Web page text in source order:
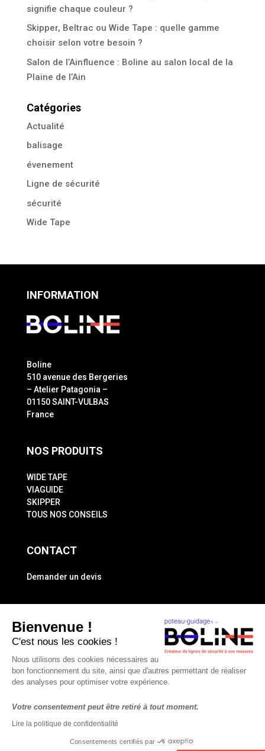
signifie chaque couleur ?
Skipper, Beltrac ou Wide Tape : quelle gamme
choisir selon votre besoin ?
Salon de l’Ainfluence : Boline au salon local de la
Plaine de l’Ain
Catégories
Actualité
balisage
évenement
Ligne de sécurité
sécurité
Wide Tape
INFORMATION
Boline
510 avenue des Bergeries
– Atelier Patagonia –
01150 SAINT-VULBAS
France
NOS PRODUITS
WIDE TAPE
VIAGUIDE
SKIPPER
TOUS NOS CONSEILS
CONTACT
Demander un devis
Mentions légales
© BOLINE 2021 Tous droits réservés | Site web propulsé par
Bienvenue !
C'est nous les cookies !
Nous utilisons des cookies nécessaires au
bon fonctionnement du site, ainsi que d'autres permettant de réaliser
des analyses pour optimiser votre expérience.
Votre consentement peut être retiré à tout moment.
Lire la politique de confidentialité
Consentements certifiés par